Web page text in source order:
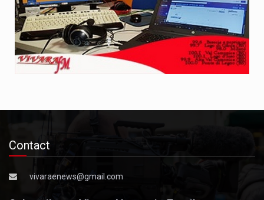
Contact
vivaraenews@gmail.com